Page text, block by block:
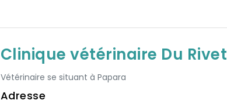
Clinique vétérinaire Du Rivet
Vétérinaire se situant à Papara
Adresse